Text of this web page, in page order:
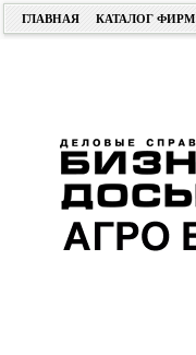
ГЛАВНАЯ КАТАЛОГ ФИРМ